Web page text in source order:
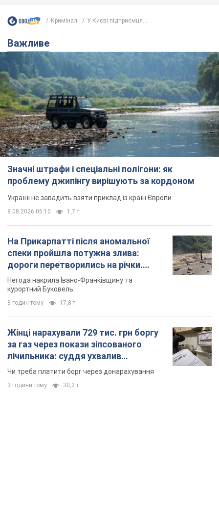
Кримінал У Києві підприємця...
Важливе
Значні штрафи і спеціальні полігони: як
проблему джипінгу вирішують за кордоном
Україні не завадить взяти приклад із країн Європи
8.08.2026 05:10 1,7 т.
На Прикарпатті після аномальної
спеки пройшла потужна злива:
дороги перетворились на річки.
Відео
Негода накрила Івано-Франківщину та
курортний Буковель
8 годин тому 17,8 т.
Жінці нарахували 729 тис. грн боргу
за газ через покази зіпсованого
лічильника: суддя ухвалив
неочікуване рішення
Чи треба платити борг через донарахування
3 години тому 30,2 т.